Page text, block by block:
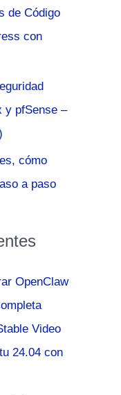
de Código
con
y pfSense –
cómo
a paso
OpenClaw
Video
24.04 con